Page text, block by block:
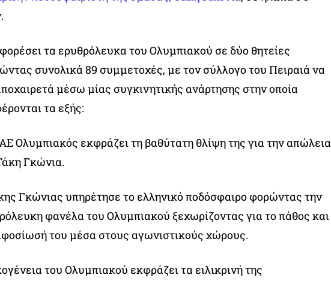
τα ερυθρόλευκα του Ολυμπιακού σε δύο θητείες
συνολικά 89 συμμετοχές, με τον σύλλογο του Πειραιά να
μέσω μίας συγκινητικής ανάρτησης στην οποία
τα εξής:
Ολυμπιακός εκφράζει τη βαθύτατη θλίψη της για την απώλεια
Γκώνια.
Γκώνιας υπηρέτησε το ελληνικό ποδόσφαιρο φορώντας την
φανέλα του Ολυμπιακού ξεχωρίζοντας για το πάθος και
του μέσα στους αγωνιστικούς χώρους.
του Ολυμπιακού εκφράζει τα ειλικρινή της